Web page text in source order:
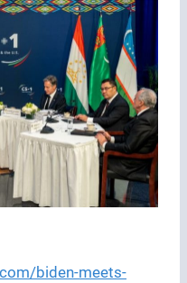
biden-meets-